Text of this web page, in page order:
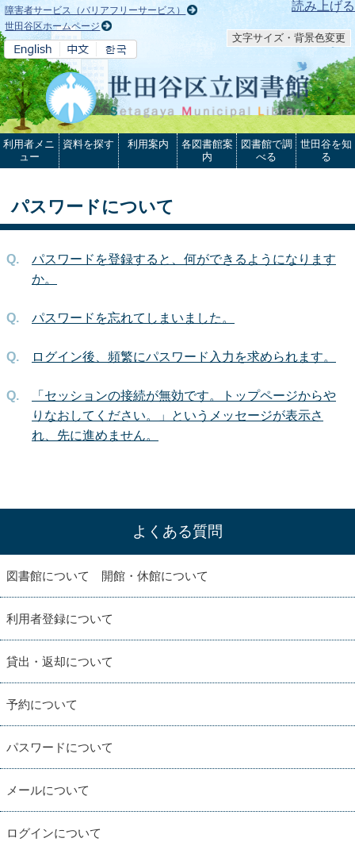
本文へ 読み上げる
障害者サービス（バリアフリーサービス）
世田谷区ホームページ
文字サイズ・背景色変更
利用者メニ
ュー
資料を探す 利用案内
各図書館案
内
図書館で調
べる
世田谷を知
る
パスワードについて
パスワードを登録すると、何ができるようになります
か。
パスワードを忘れてしまいました。
ログイン後、頻繁にパスワード入力を求められます。
「セッションの接続が無効です。トップページからや
りなおしてください。」というメッセージが表示さ
れ、先に進めません。
よくある質問
図書館について 開館・休館について
利用者登録について
貸出・返却について
予約について
パスワードについて
メールについて
ログインについて